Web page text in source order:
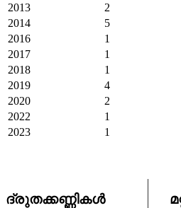
2013
2
2014
5
2016
1
2017
1
2018
1
2019
4
2020
2
2022
1
2023
1
ദ്രുതക്കണ്ണികള്‍